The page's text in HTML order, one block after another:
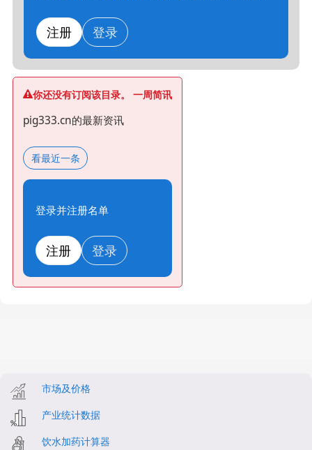
注册 登录
你还没有订阅该目录。 一周简讯
pig333.cn的最新资讯
看最近一条
登录并注册名单
注册 登录
市场及价格
产业统计数据
饮水加药计算器